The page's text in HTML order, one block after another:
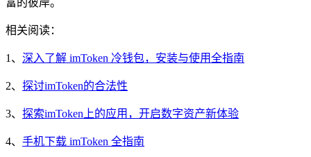
富的彼岸。
相关阅读：
1、 深入了解 imToken 冷钱包，安装与使用全指南
2、 探讨imToken的合法性
3、 探索imToken上的应用，开启数字资产新体验
4、 手机下载 imToken 全指南